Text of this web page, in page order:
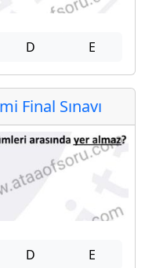
D E
Final Sınavı
D E